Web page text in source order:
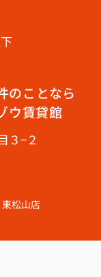
のことなら
ウ賃貸館
３−２
松山店